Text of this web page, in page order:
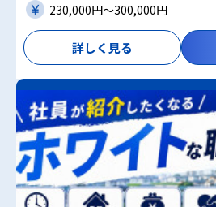
230,000円〜300,000円
詳しく見る